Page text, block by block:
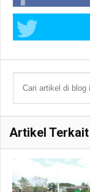
Artikel Terkait